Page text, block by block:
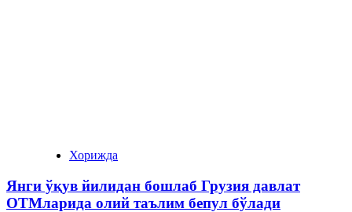
Хорижда
Янги ўқув йилидан бошлаб Грузия давлат
ОТМларида олий таълим бепул бўлади